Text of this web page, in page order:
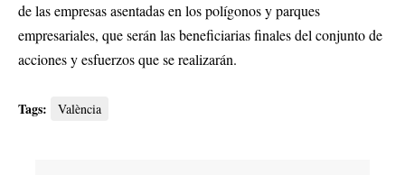
de las empresas asentadas en los polígonos y parques
empresariales, que serán las beneficiarias finales del conjunto de
acciones y esfuerzos que se realizarán.
Tags: València